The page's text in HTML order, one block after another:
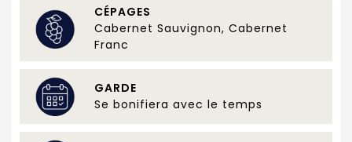
CÉPAGES
Cabernet Sauvignon, Cabernet
Franc
GARDE
Se bonifiera avec le temps